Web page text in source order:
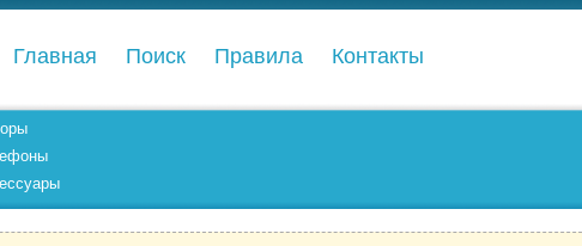
Главная Поиск Правила Контакты